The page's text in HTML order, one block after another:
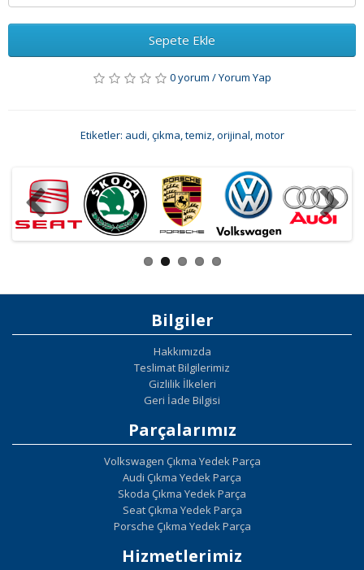
Sepete Ekle
0 yorum /Yorum Yap
Etiketler: audi,çıkma,temiz,orijinal,motor
Bilgiler
Hakkımızda
Teslimat Bilgilerimiz
Gizlilik İlkeleri
Geri İade Bilgisi
Parçalarımız
Volkswagen Çıkma Yedek Parça
Audi Çıkma Yedek Parça
Skoda Çıkma Yedek Parça
Seat Çıkma Yedek Parça
Porsche Çıkma Yedek Parça
Hizmetlerimiz